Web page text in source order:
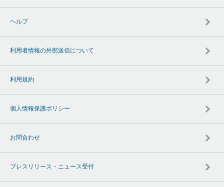
ヘルプ
利用者情報の外部送信について
利用規約
個人情報保護ポリシー
お問合わせ
プレスリリース・ニュース受付